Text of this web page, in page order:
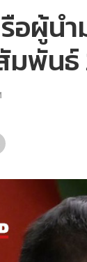
อผู้น
มพันธ์